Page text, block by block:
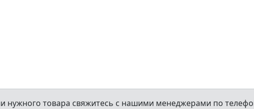
нужного товара свяжитесь с нашими менеджерами по